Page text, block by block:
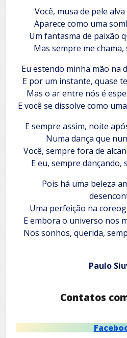
Você, musa de pele
Aparece como uma
Um fantasma de paixão
Mas sempre me
Eu estendo minha mão na
E por um instante, quase
Mas o ar entre nós é
E você se dissolve como
E sempre assim, noite
Numa dança que
Você, sempre fora de
E eu, sempre dançando,
Pois há uma beleza
Uma perfeição na
E embora o universo nos
Nos sonhos, querida,
Paulo
Contatos